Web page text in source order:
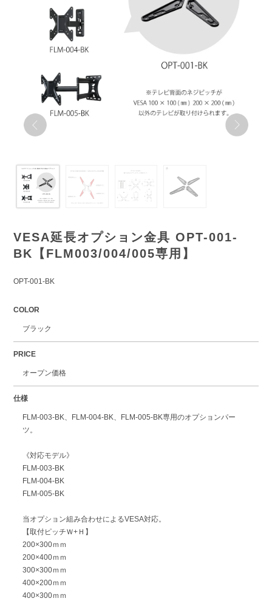
VESA延長オプション金具 OPT-001-
BK【FLM003/004/005専用】
OPT-001-BK
COLOR
ブラック
PRICE
オープン価格
仕様
FLM-003-BK、FLM-004-BK、FLM-005-BK専用のオプションパー
ツ。
《対応モデル》
FLM-003-BK
FLM-004-BK
FLM-005-BK
当オプション組み合わせによるVESA対応。
【取付ピッチＷ+Ｈ】
200×300ｍｍ
200×400ｍｍ
300×300ｍｍ
400×200ｍｍ
400×300ｍｍ